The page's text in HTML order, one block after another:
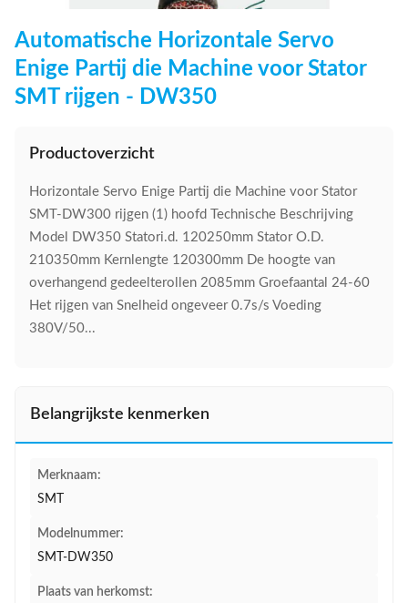
Automatische Horizontale Servo
Enige Partij die Machine voor Stator
SMT rijgen - DW350
Productoverzicht
Horizontale Servo Enige Partij die Machine voor Stator
SMT-DW300 rijgen (1) hoofd Technische Beschrijving
Model DW350 Statori.d. 120250mm Stator O.D.
210350mm Kernlengte 120300mm De hoogte van
overhangend gedeelterollen 2085mm Groefaantal 24-60
Het rijgen van Snelheid ongeveer 0.7s/s Voeding
380V/50...
Belangrijkste kenmerken
Merknaam:
SMT
Modelnummer:
SMT-DW350
Plaats van herkomst: